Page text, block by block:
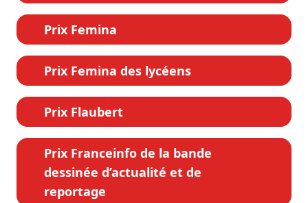
Prix Femina
Prix Femina des lycéens
Prix Flaubert
Prix Franceinfo de la bande
dessinée d’actualité et de
reportage